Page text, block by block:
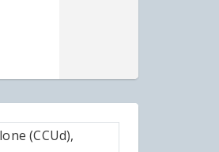
(CCUd),